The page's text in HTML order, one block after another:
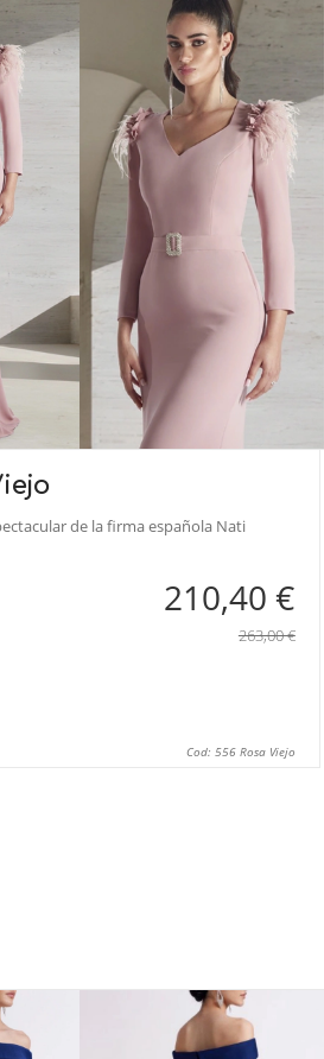
de la firma española Nati
210,40 €
263,00 €
Cod: 556 Rosa Viejo